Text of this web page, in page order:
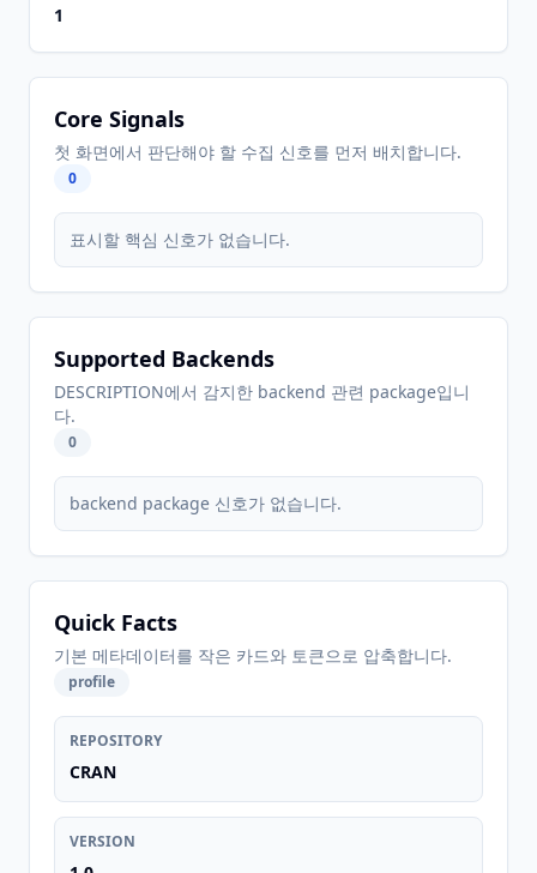
1
Core Signals
첫 화면에서 판단해야 할 수집 신호를 먼저 배치합니다.
0
표시할 핵심 신호가 없습니다.
Supported Backends
DESCRIPTION에서 감지한 backend 관련 package입니
다.
0
backend package 신호가 없습니다.
Quick Facts
기본 메타데이터를 작은 카드와 토큰으로 압축합니다.
profile
REPOSITORY
CRAN
VERSION